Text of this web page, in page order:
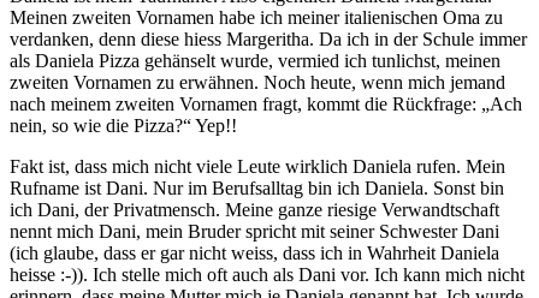
Meinen zweiten Vornamen habe ich meiner italienischen Oma zu
verdanken, denn diese hiess Margeritha. Da ich in der Schule immer
als Daniela Pizza gehänselt wurde, vermied ich tunlichst, meinen
zweiten Vornamen zu erwähnen. Noch heute, wenn mich jemand
nach meinem zweiten Vornamen fragt, kommt die Rückfrage: „Ach
nein, so wie die Pizza?“ Yep!!
Fakt ist, dass mich nicht viele Leute wirklich Daniela rufen. Mein
Rufname ist Dani. Nur im Berufsalltag bin ich Daniela. Sonst bin
ich Dani, der Privatmensch. Meine ganze riesige Verwandtschaft
nennt mich Dani, mein Bruder spricht mit seiner Schwester Dani
(ich glaube, dass er gar nicht weiss, dass ich in Wahrheit Daniela
heisse :-)). Ich stelle mich oft auch als Dani vor. Ich kann mich nicht